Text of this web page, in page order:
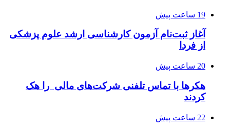
19 ساعت پیش
آغاز ثبت‌نام‌ آزمون کارشناسی ارشد علوم پزشکی
از فردا
20 ساعت پیش
هکرها با تماس تلفنی شرکت‌های مالی را هک
کردند
22 ساعت پیش